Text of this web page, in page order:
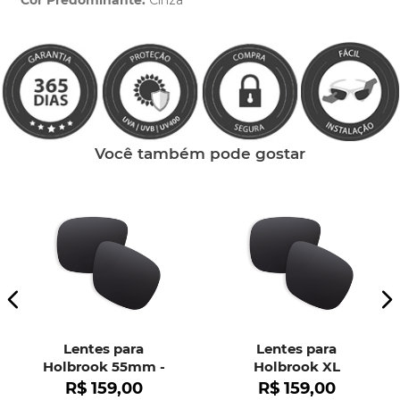
Você também pode gostar
Lentes para
Holbrook 55mm -
OO9102
R$ 159,00
Lentes para
Holbrook XL
R$ 159,00